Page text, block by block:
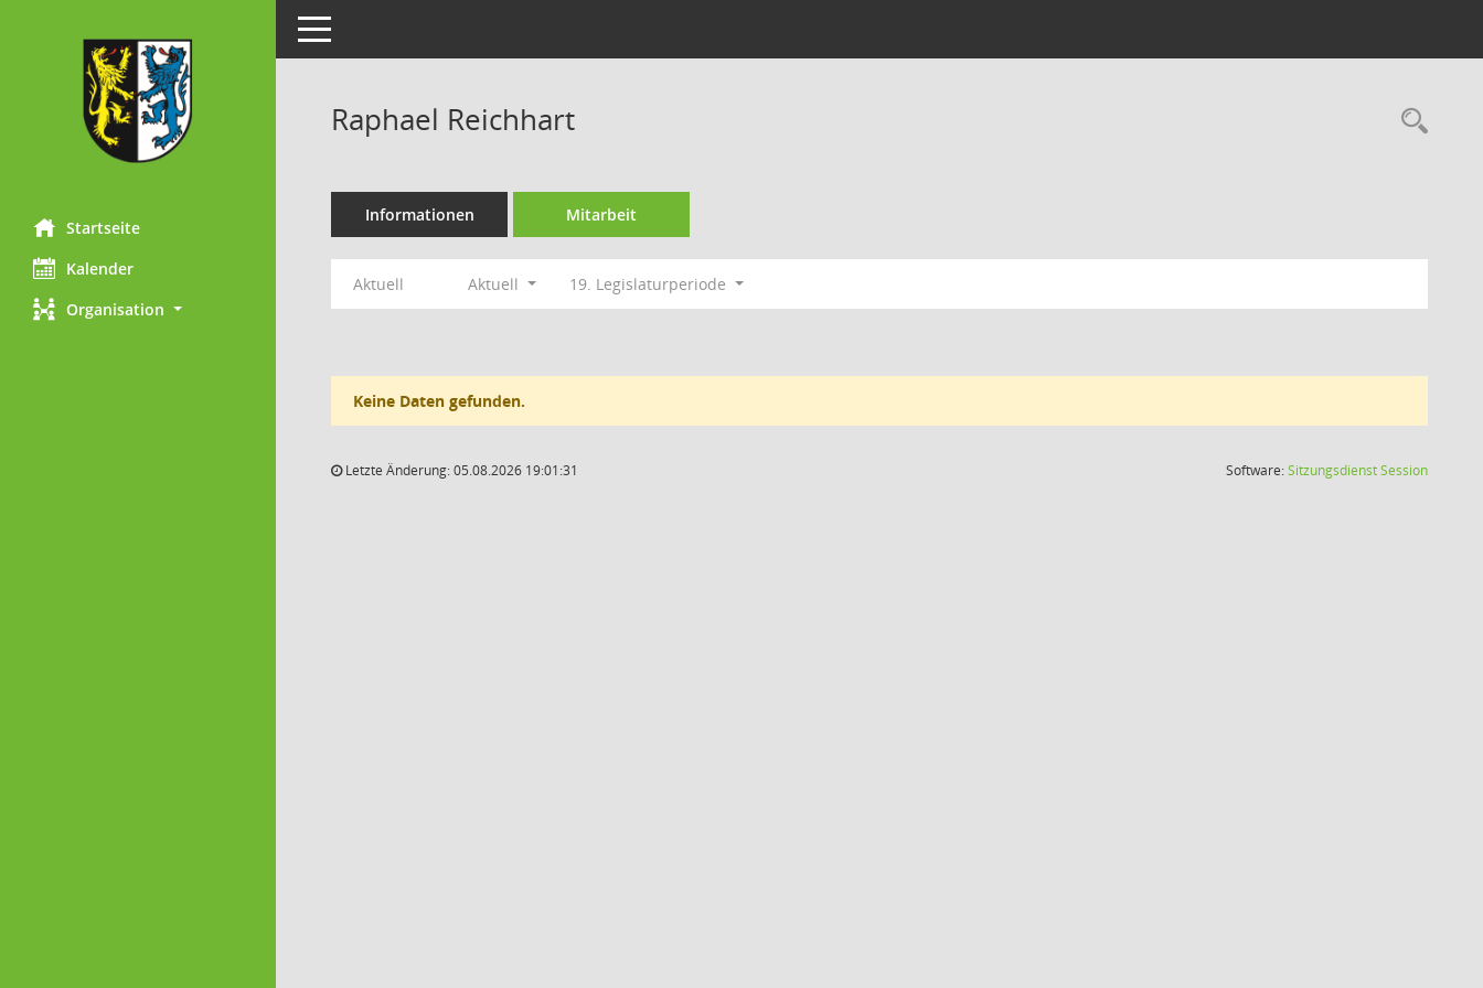
Startseite
Kalender
Organisation
Toggle navigation
Raphael Reichhart
Informationen Mitarbeit
Aktuell Aktuell 19. Legislaturperiode
Keine Daten gefunden.
Letzte Änderung: 05.08.2026 19:01:31 Software:SitzungsdienstSession(Wird in